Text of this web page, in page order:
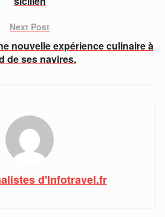
Next Post
nouvelle expérience culinaire à
de ses navires.
d'Infotravel.fr